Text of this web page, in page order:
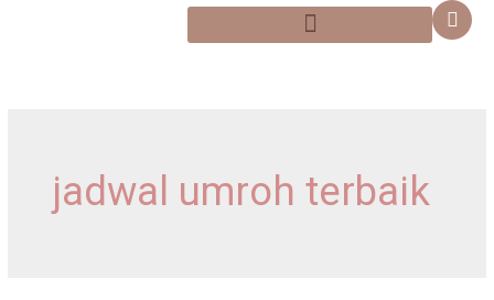
jadwal umroh terbaik